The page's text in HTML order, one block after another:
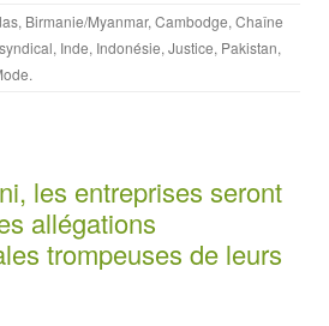
, Birmanie/Myanmar, Cambodge, Chaîne
, Inde, Indonésie, Justice, Pakistan,
.
les entreprises seront
allégations
trompeuses de leurs